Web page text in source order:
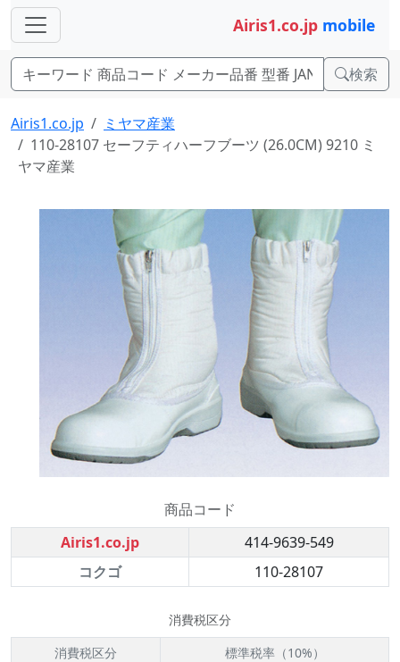
Airis1.co.jp mobile
検索
Airis1.co.jp
ミヤマ産業
110-28107 セーフティハーフブーツ (26.0CM) 9210 ミ
ヤマ産業
商品コード
Airis1.co.jp
414-9639-549
コクゴ
110-28107
消費税区分
消費税区分
標準税率（10%）